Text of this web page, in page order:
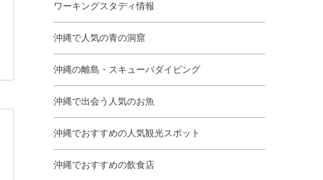
ワーキングスタディ情報
沖縄で人気の青の洞窟
沖縄の離島・スキューバダイビング
沖縄で出会う人気のお魚
沖縄でおすすめの人気観光スポット
沖縄でおすすめの飲食店